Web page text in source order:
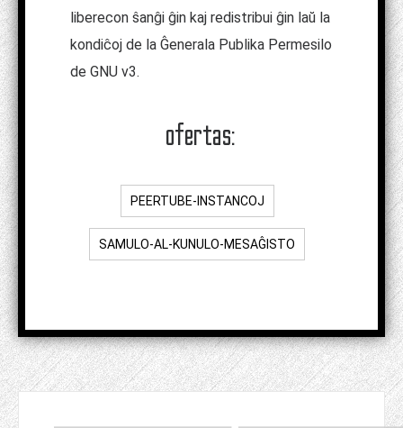
liberecon ŝanĝi ĝin kaj redistribui ĝin laŭ la
kondiĉoj de la Ĝenerala Publika Permesilo
de GNU v3.
ofertas:
PEERTUBE-INSTANCOJ
SAMULO-AL-KUNULO-MESAĜISTO